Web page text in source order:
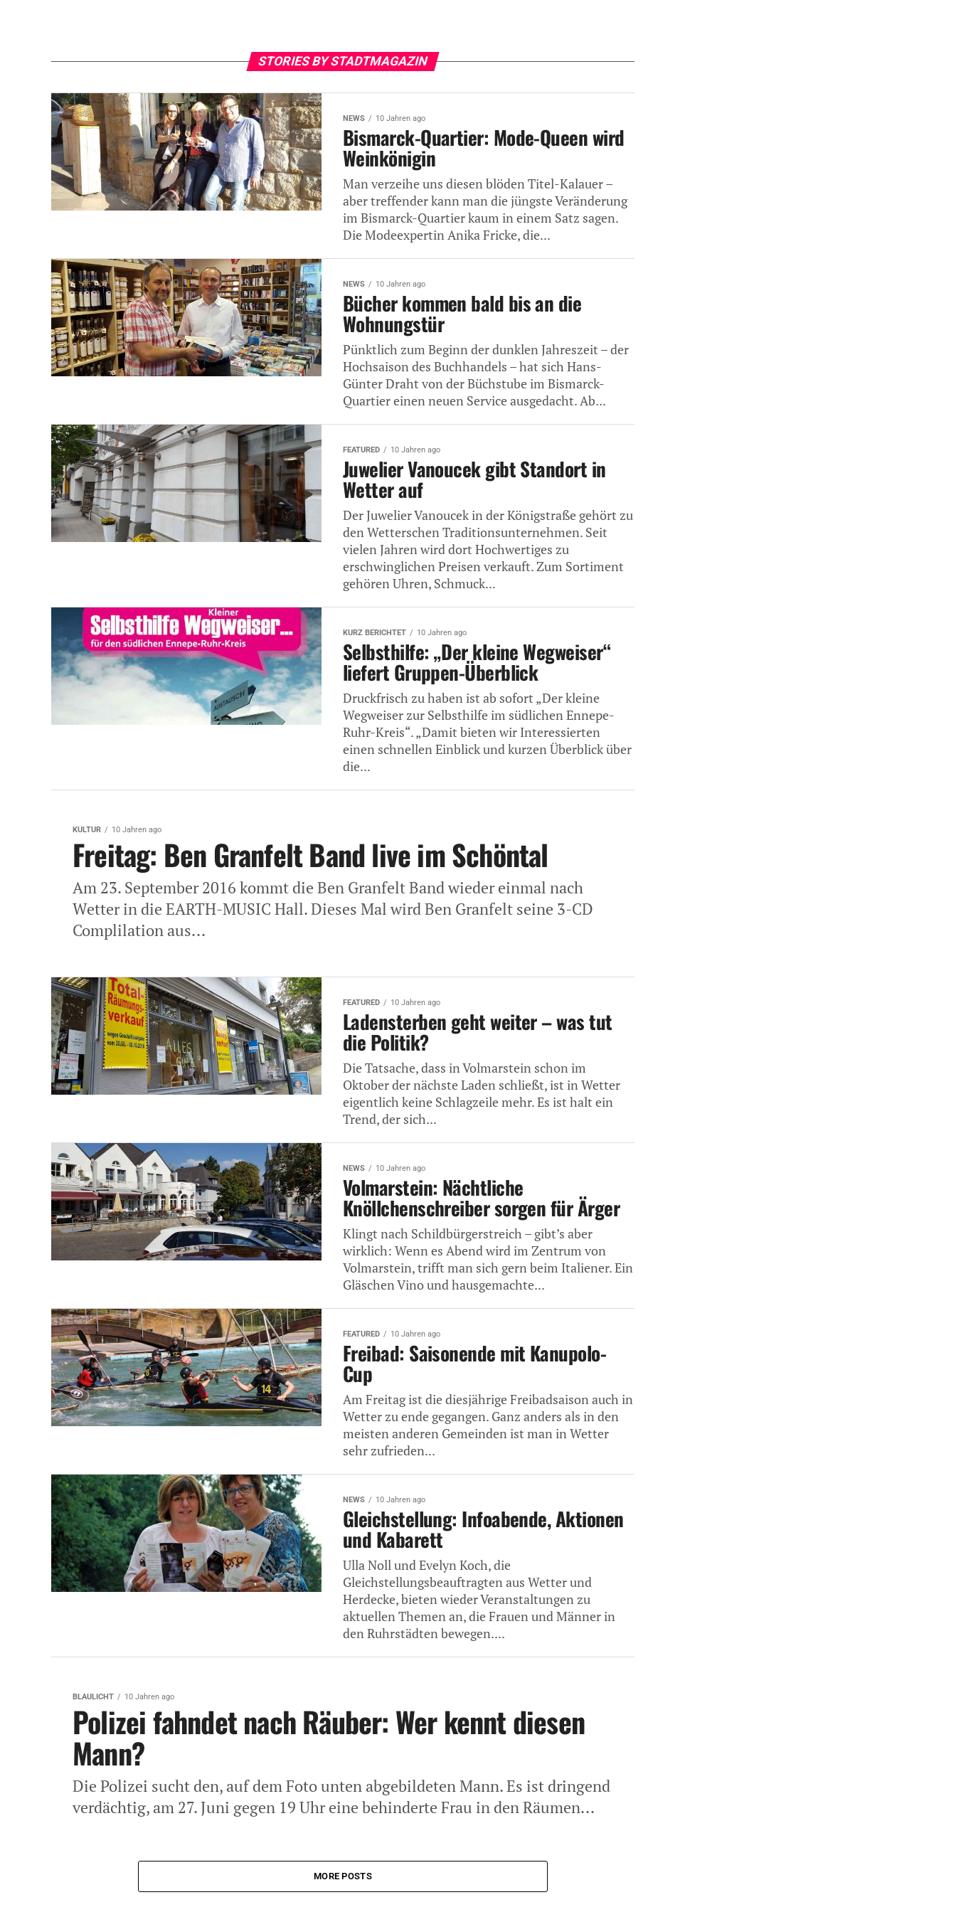
STORIES BY STADTMAGAZIN
NEWS 10 Jahren ago
Bismarck-Quartier: Mode-Queen wird
Weinkönigin
Man verzeihe uns diesen blöden Titel-Kalauer –
aber treffender kann man die jüngste Veränderung
im Bismarck-Quartier kaum in einem Satz sagen.
Die Modeexpertin Anika Fricke, die...
NEWS 10 Jahren ago
Bücher kommen bald bis an die
Wohnungstür
Pünktlich zum Beginn der dunklen Jahreszeit – der
Hochsaison des Buchhandels – hat sich Hans-
Günter Draht von der Büchstube im Bismarck-
Quartier einen neuen Service ausgedacht. Ab...
FEATURED 10 Jahren ago
Juwelier Vanoucek gibt Standort in
Wetter auf
Der Juwelier Vanoucek in der Königstraße gehört zu
den Wetterschen Traditionsunternehmen. Seit
vielen Jahren wird dort Hochwertiges zu
erschwinglichen Preisen verkauft. Zum Sortiment
gehören Uhren, Schmuck...
KURZ BERICHTET 10 Jahren ago
Selbsthilfe: „Der kleine Wegweiser“
liefert Gruppen-Überblick
Druckfrisch zu haben ist ab sofort „Der kleine
Wegweiser zur Selbsthilfe im südlichen Ennepe-
Ruhr-Kreis“. „Damit bieten wir Interessierten
einen schnellen Einblick und kurzen Überblick über
die...
KULTUR 10 Jahren ago
Freitag: Ben Granfelt Band live im Schöntal
Am 23. September 2016 kommt die Ben Granfelt Band wieder einmal nach
Wetter in die EARTH-MUSIC Hall. Dieses Mal wird Ben Granfelt seine 3-CD
Complilation aus...
FEATURED 10 Jahren ago
Ladensterben geht weiter – was tut
die Politik?
Die Tatsache, dass in Volmarstein schon im
Oktober der nächste Laden schließt, ist in Wetter
eigentlich keine Schlagzeile mehr. Es ist halt ein
Trend, der sich...
NEWS 10 Jahren ago
Volmarstein: Nächtliche
Knöllchenschreiber sorgen für Ärger
Klingt nach Schildbürgerstreich – gibt’s aber
wirklich: Wenn es Abend wird im Zentrum von
Volmarstein, trifft man sich gern beim Italiener. Ein
Gläschen Vino und hausgemachte...
FEATURED 10 Jahren ago
Freibad: Saisonende mit Kanupolo-
Cup
Am Freitag ist die diesjährige Freibadsaison auch in
Wetter zu ende gegangen. Ganz anders als in den
meisten anderen Gemeinden ist man in Wetter
sehr zufrieden...
NEWS 10 Jahren ago
Gleichstellung: Infoabende, Aktionen
und Kabarett
Ulla Noll und Evelyn Koch, die
Gleichstellungsbeauftragten aus Wetter und
Herdecke, bieten wieder Veranstaltungen zu
aktuellen Themen an, die Frauen und Männer in
den Ruhrstädten bewegen....
BLAULICHT 10 Jahren ago
Polizei fahndet nach Räuber: Wer kennt diesen
Mann?
Die Polizei sucht den, auf dem Foto unten abgebildeten Mann. Es ist dringend
verdächtig, am 27. Juni gegen 19 Uhr eine behinderte Frau in den Räumen...
MORE POSTS